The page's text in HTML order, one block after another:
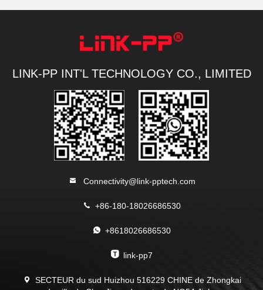
LINK-PP INT'L TECHNOLOGY CO., LIMITED
Connectivity@link-pptech.com
+86-180-18026686530
+8618026686530
link-pp7
SECTEUR du sud Huizhou 516229 CHINE de Zhongkai